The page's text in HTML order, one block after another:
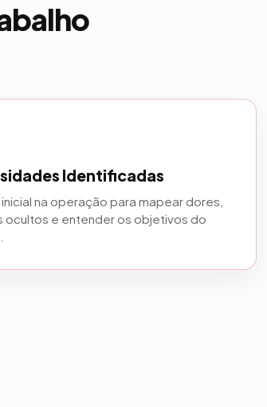
Identificadas
na operação para mapear dores,
ocultos e entender os objetivos do